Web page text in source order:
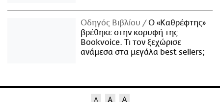
Οδηγός Βιβλίου
Ο «Καθρέφτης»
βρέθηκε στην κορυφή της
Bookvoice. Τι τον ξεχώρισε
ανάμεσα στα μεγάλα best sellers;